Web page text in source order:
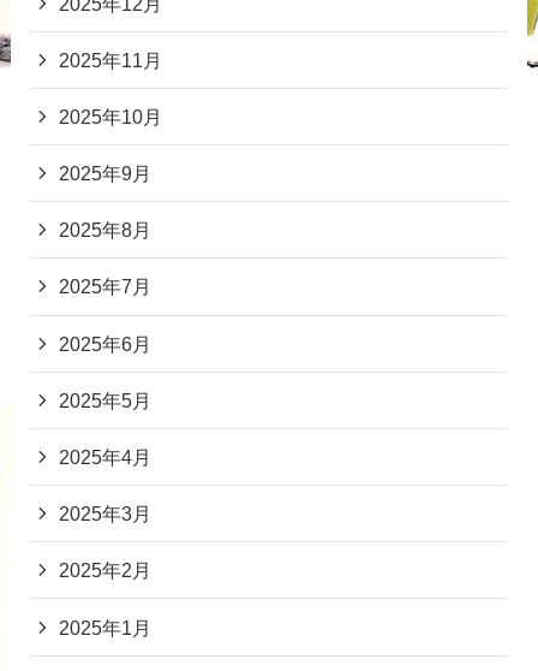
2025年11月
2025年10月
2025年9月
2025年8月
2025年7月
2025年6月
2025年5月
2025年4月
2025年3月
2025年2月
2025年1月